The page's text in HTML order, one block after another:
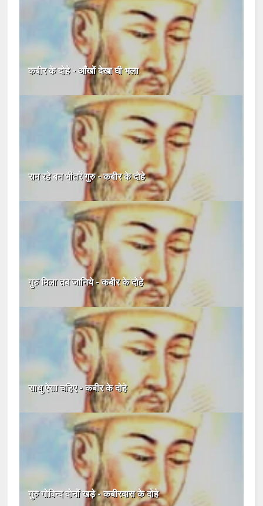
कबीर के दोहे - आँखों देखा घी भला
राम रहे बन भीतरे गुरु - कबीर के दोहे
गुरु मिला तब जानिये - कबीर के दोहे
साधु ऐसा चहिए - कबीर के दोहे
गुरु गोविन्द दोनों खड़े - कबीरदास के दोहे